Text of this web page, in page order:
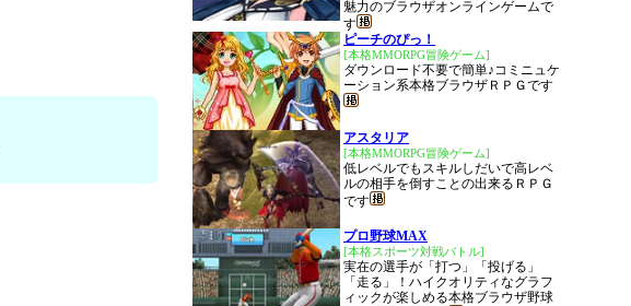
魅力のブラウザオンラインゲームで
す
ピーチのぴっ！
[本格MMORPG冒険ゲーム]
ダウンロード不要で簡単♪コミニュケ
ーション系本格ブラウザＲＰＧです
アスタリア
[本格MMORPG冒険ゲーム]
低レベルでもスキルしだいで高レベ
ルの相手を倒すことの出来るＲＰＧ
です
プロ野球MAX
[本格スポーツ対戦バトル]
実在の選手が「打つ」「投げる」
「走る」！ハイクオリティなグラフ
ィックが楽しめる本格ブラウザ野球